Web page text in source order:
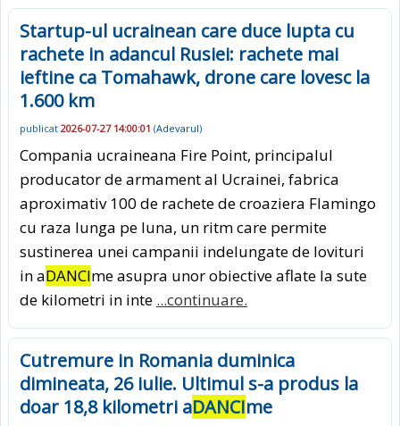
Startup-ul ucrainean care duce lupta cu
rachete in adancul Rusiei: rachete mai
ieftine ca Tomahawk, drone care lovesc la
1.600 km
publicat 2026-07-27 14:00:01 (Adevarul)
Compania ucraineana Fire Point, principalul
producator de armament al Ucrainei, fabrica
aproximativ 100 de rachete de croaziera Flamingo
cu raza lunga pe luna, un ritm care permite
sustinerea unei campanii indelungate de lovituri
in aDANCIme asupra unor obiective aflate la sute
de kilometri in inte ...continuare.
Cutremure in Romania duminica
dimineata, 26 iulie. Ultimul s-a produs la
doar 18,8 kilometri aDANCIme